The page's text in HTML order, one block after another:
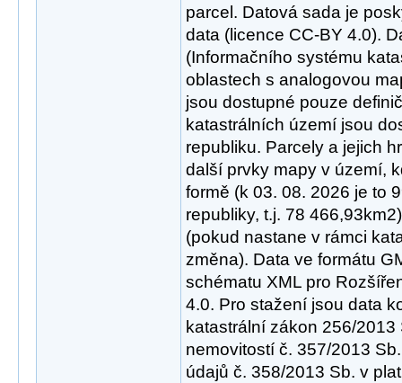
parcel. Datová sada je
data (licence CC-BY 4.0).
(Informačního systému
oblastech s analogovou
jsou dostupné pouze
katastrálních území jsou
republiku. Parcely a jejich
další prvky mapy v území,
formě (k 03. 08. 2026 je to
republiky, t.j. 78
(pokud nastane v rámci
změna). Data ve formátu
schématu XML pro
4.0. Pro stažení jsou data
katastrální zákon 256/
nemovitostí č. 357/2013
údajů č. 358/2013 Sb. v